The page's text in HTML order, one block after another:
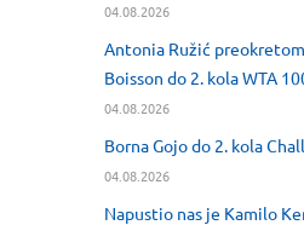
04.08.2026
Antonia Ružić
Boisson do 2. kola WTA
04.08.2026
Borna Gojo do 2. kola
04.08.2026
Napustio nas je Kamilo